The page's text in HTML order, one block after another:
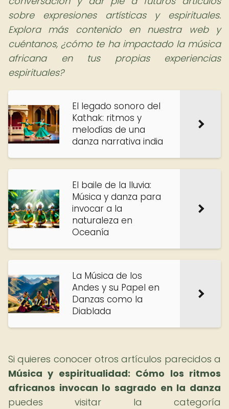
sobre expresiones artísticas y espirituales.
Explora más contenido en nuestra web y
cuéntanos, ¿cómo te ha impactado la música
africana en tus propias experiencias
espirituales?
El legado sonoro del
Kathak: ritmos y
melodías de una
danza narrativa india
El baile de la lluvia:
Música y danza para
invocar a la
naturaleza en
Oceanía
La Música de los
Andes y su Papel en
Danzas como la
Diablada
Si quieres conocer otros artículos parecidos a
Música y espiritualidad: Cómo los ritmos
africanos invocan lo sagrado en la danza
puedes visitar la categoría